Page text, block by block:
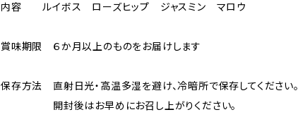
内容 ルイボス ローズヒップ ジャスミン マロウ
賞味期限 ６か月以上のものをお届けします
保存方法 直射日光・高温多湿を避け、冷暗所で保存してください。
開封後はお早めにお召し上がりください。